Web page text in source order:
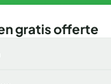
gratis offerte